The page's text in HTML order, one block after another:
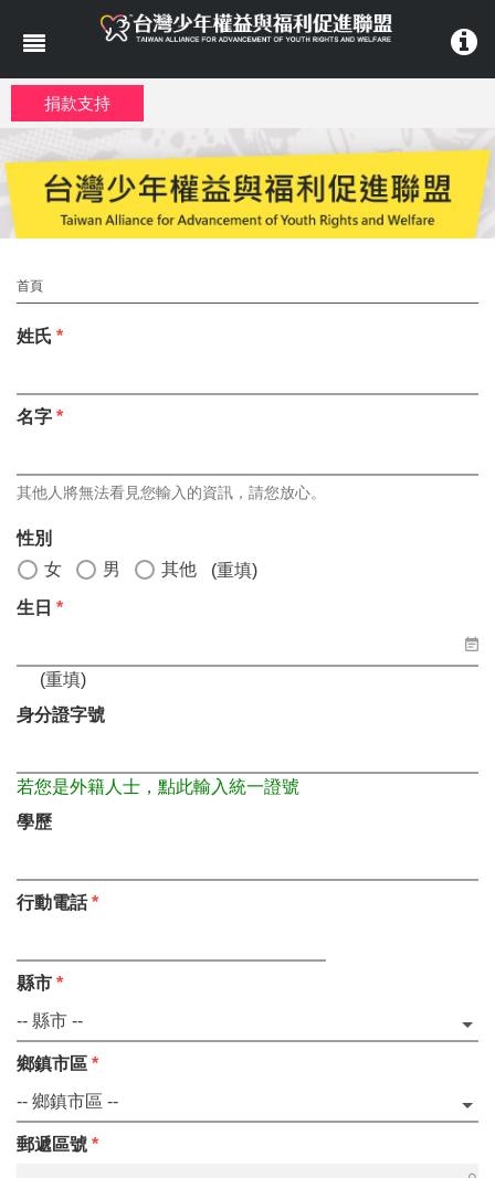
捐款支持
首頁
姓氏 *
名字 *
其他人將無法看見您輸入的資訊，請您放心。
性別
女
男 其他 (重填)
生日 *
(重填)
身分證字號
若您是外籍人士，點此輸入統一證號
學歷
行動電話*
縣市 *
鄉鎮市區 *
郵遞區號 *